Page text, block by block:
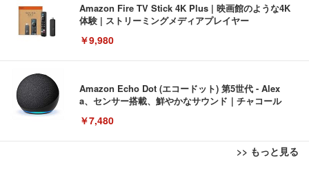
Amazon Fire TV Stick 4K Plus | 映画館のような4K
体験 | ストリーミングメディアプレイヤー
￥9,980
Amazon Echo Dot (エコードット) 第5世代 - Alex
a、センサー搭載、鮮やかなサウンド｜チャコール
￥7,480
>> もっと見る